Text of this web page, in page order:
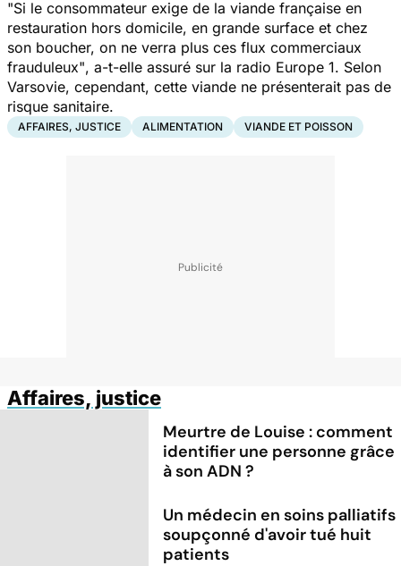
"Si le consommateur exige de la viande française en
restauration hors domicile, en grande surface et chez
son boucher, on ne verra plus ces flux commerciaux
frauduleux", a-t-elle assuré sur la radio Europe 1. Selon
Varsovie, cependant, cette viande ne présenterait pas de
risque sanitaire.
AFFAIRES, JUSTICE ALIMENTATION VIANDE ET POISSON
Affaires, justice
Meurtre de Louise : comment
identifier une personne grâce
à son ADN ?
Un médecin en soins palliatifs
soupçonné d'avoir tué huit
patients